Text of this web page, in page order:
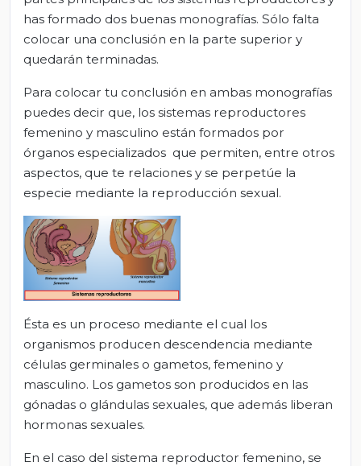
has formado dos buenas monografías. Sólo falta
colocar una conclusión en la parte superior y
quedarán terminadas.
Para colocar tu conclusión en ambas monografías
puedes decir que, los sistemas reproductores
femenino y masculino están formados por
órganos especializados que permiten, entre otros
aspectos, que te relaciones y se perpetúe la
especie mediante la reproducción sexual.
Ésta es un proceso mediante el cual los
organismos producen descendencia mediante
células germinales o gametos, femenino y
masculino. Los gametos son producidos en las
gónadas o glándulas sexuales, que además liberan
hormonas sexuales.
En el caso del sistema reproductor femenino, se